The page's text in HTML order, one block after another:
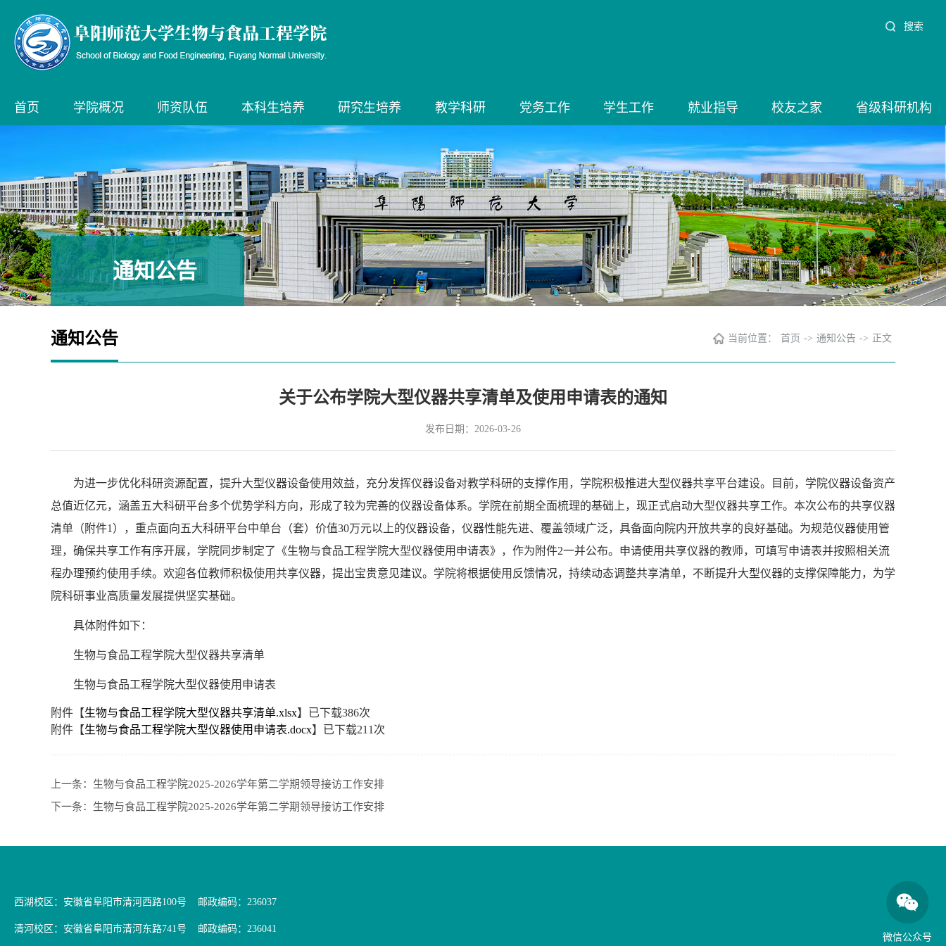
搜索
首页 学院概况 师资队伍 本科生培养 研究生培养 教学科研 党务工作 学生工作 就业指导 校友之家 省级科研机构
通知公告
通知公告 当前位置： 首页 -> 通知公告 -> 正文
关于公布学院大型仪器共享清单及使用申请表的通知
发布日期：2026-03-26
为进一步优化科研资源配置，提升大型仪器设备使用效益，充分发挥仪器设备对教学科研的支撑作用，学院积极推进大型仪器共享平台建设。目前，学院仪器设备资产
总值近亿元，涵盖五大科研平台多个优势学科方向，形成了较为完善的仪器设备体系。学院在前期全面梳理的基础上，现正式启动大型仪器共享工作。本次公布的共享仪器
清单（附件1），重点面向五大科研平台中单台（套）价值30万元以上的仪器设备，仪器性能先进、覆盖领域广泛，具备面向院内开放共享的良好基础。为规范仪器使用管
理，确保共享工作有序开展，学院同步制定了《生物与食品工程学院大型仪器使用申请表》，作为附件2一并公布。申请使用共享仪器的教师，可填写申请表并按照相关流
程办理预约使用手续。欢迎各位教师积极使用共享仪器，提出宝贵意见建议。学院将根据使用反馈情况，持续动态调整共享清单，不断提升大型仪器的支撑保障能力，为学
院科研事业高质量发展提供坚实基础。
具体附件如下：
生物与食品工程学院大型仪器共享清单
生物与食品工程学院大型仪器使用申请表
附件【生物与食品工程学院大型仪器共享清单.xlsx】已下载386次
附件【生物与食品工程学院大型仪器使用申请表.docx】已下载211 次
上一条： 生物与食品工程学院2025-2026学年第二学期领导接访工作安排
下一条： 生物与食品工程学院2025-2026学年第二学期领导接访工作安排
西湖校区：安徽省阜阳市清河西路100号 邮政编码：236037
清河校区：安徽省阜阳市清河东路741号 邮政编码：236041
微信公众号